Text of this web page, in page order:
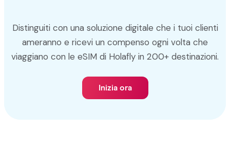
Distinguiti con una soluzione digitale che i tuoi clienti
ameranno e ricevi un compenso ogni volta che
viaggiano con le eSIM di Holafly in 200+ destinazioni.
Inizia ora